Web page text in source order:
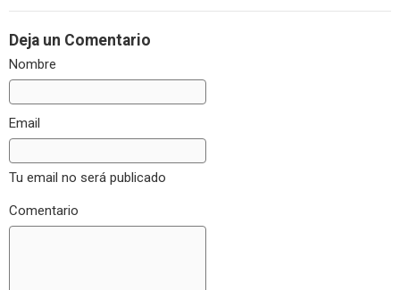
Deja un Comentario
Nombre
Email
Tu email no será publicado
Comentario